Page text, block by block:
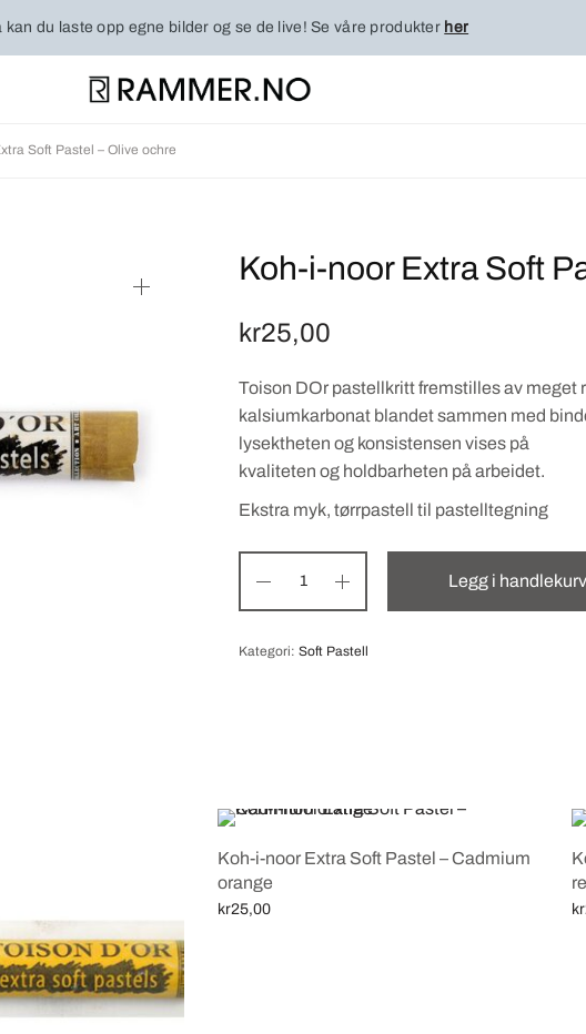
kan du laste opp egne bilder og se de live! Se våre produkter her
Soft Pastel – Olive ochre
Koh-i-noor Extra Soft
kr25,00
Toison DOr pastellkritt fremstilles av meget
kalsiumkarbonat blandet sammen med
lysektheten og konsistensen vises på
kvaliteten og holdbarheten på arbeidet.
Ekstra myk, tørrpastell til pastelltegning
Legg i handlekurv
Kategori: Soft Pastell
Koh-i-noor Extra Soft Pastel – Cadmium
orange
kr25,00
kr